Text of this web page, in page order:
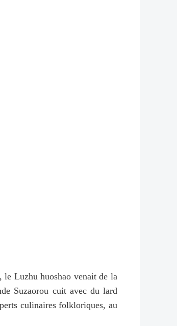
Luzhu huoshao venait de la
Suzaorou cuit avec du lard
culinaires folkloriques, au